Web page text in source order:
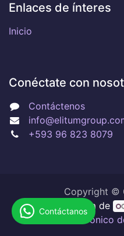
Enlaces de ínteres
Inicio
Conéctate con
Contáctenos
+593 96 823 8079
Copyright ©
Con tecnología de
electrónico
Contáctanos